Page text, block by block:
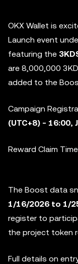
OKX Wallet is
Launch event
featuring the
are 8,000,000
added to the
Campaign
(UTC+8) - 16:00,
Reward Claim
The Boost data
1/16/2026 to 1/
register to
the project token
Full details on